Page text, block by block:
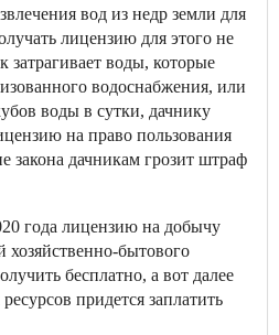
вод из недр земли для
лицензию для этого не
воды, которые
водоснабжения, или
воды в сутки, дачнику
на право пользования
закона дачникам грозит штраф
года лицензию на добычу
хозяйственно-бытового
бесплатно, а вот далее
придется заплатить